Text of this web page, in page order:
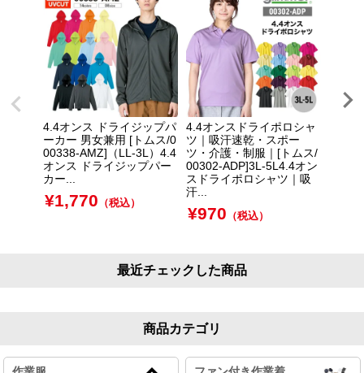
4.4オンス ドライジップパ
ーカー 男女兼用 [トムス/0
00338-AMZ]（LL-3L）4.4
オンス ドライジップパー
カー...
¥1,770 （税込）
4.4オンスドライポロシャ
ツ｜吸汗速乾・スポー
ツ・介護・制服｜[トムス/
00302-ADP]3L-5L4.4オン
スドライポロシャツ｜吸
汗...
¥970 （税込）
最近チェックした商品
商品カテゴリ